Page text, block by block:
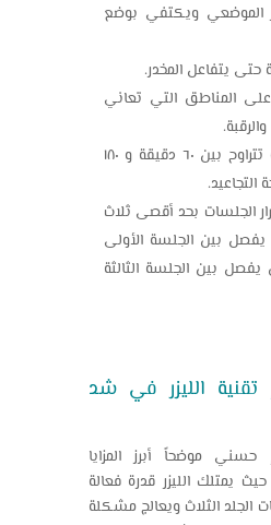
الموضعي ويكتفي بوضع
المناطق التي تعاني
تستغرق الجلسة مدة تتراوح بين ٦٠ دقيقة و ١٨٠
الجلسات بحد أقصى ثلاث
بين الجلسة الأولى
يفصل بين الجلسة الثالثة
تقنية الليزر في شد
حسني موضحاً أبرز المزايا
حيث يمتلك الليزر قدرة فعالة
الثلاث ويعالج مشكلة